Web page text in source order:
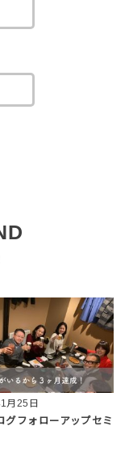
月25日
グフォローアップセミ